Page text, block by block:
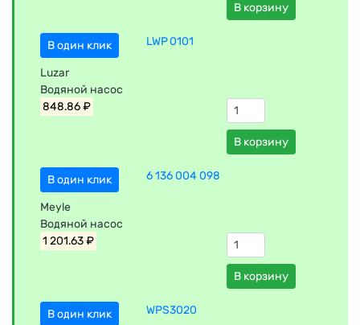
В корзину
В один клик LWP 0101
Luzar
Водяной насос
848.86 ₽
В корзину
В один клик 6 136 004 098
Meyle
Водяной насос
1 201.63 ₽
В корзину
В один клик WPS3020